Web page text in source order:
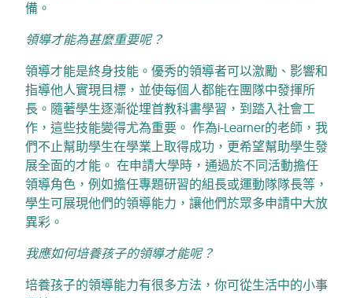
備。
領導才能為甚麼重要呢？
領導才能是終身技能。優秀的領導者可以激勵、影響和
指導他人實現目標，並使每個人都能在團隊中發揮所
長。隨著學生逐漸從埋首教科書學習，到踏入社會工
作，這些技能變得尤為重要。 作為i-Learner的老師，我
們不止幫助學生在學業上取得成功，更希望幫助學生發
展全面的才能。 在申請大學時，通過於不同活動擔任
領導角色，例如擔任專題研習的組長或運動隊隊長等，
學生可展現他們的領導能力，讓他們於眾多申請中大放
異彩。
我應如何培養孩子的領導才能呢？
培養孩子的領導能力有很多方法，你可從生活中的小事